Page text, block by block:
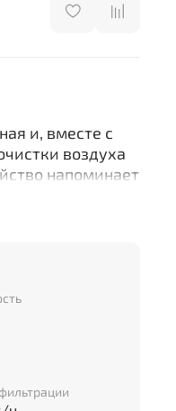
и, вместе с
воздуха
напоминает
пути потока
PM1250
а главное –
частиц – 0,1